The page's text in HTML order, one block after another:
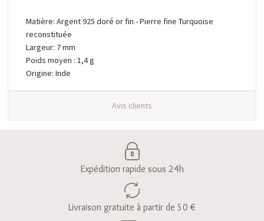
Matière: Argent 925 doré or fin - Pierre fine Turquoise
reconstituée
Largeur: 7 mm
Poids moyen : 1,4 g
Origine: Inde
Avis clients
Expédition rapide sous 24h
Livraison gratuite à partir de 50 €